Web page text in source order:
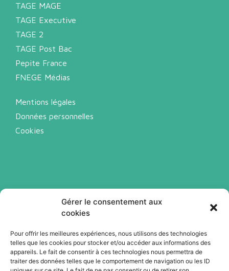
Gérer le consentement aux
cookies
Pour offrir les meilleures expériences, nous utilisons des technologies
telles que les cookies pour stocker et/ou accéder aux informations des
appareils. Le fait de consentir à ces technologies nous permettra de
traiter des données telles que le comportement de navigation ou les ID
TAGE MAGE
TAGE Executive
TAGE 2
TAGE Post Bac
Pepite France
FNEGE Médias
Mentions légales
Données personnelles
Cookies
Abonnez-vous à notre newsletter